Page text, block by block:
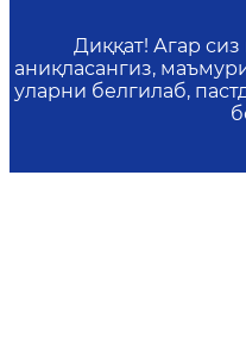
Диққат! Агар
аниқласангиз,
уларни белгилаб,